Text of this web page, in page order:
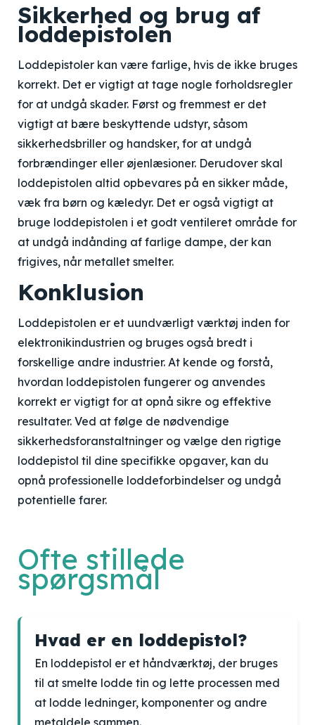
Sikkerhed og brug af
loddepistolen
Loddepistoler kan være farlige, hvis de ikke bruges
korrekt. Det er vigtigt at tage nogle forholdsregler
for at undgå skader. Først og fremmest er det
vigtigt at bære beskyttende udstyr, såsom
sikkerhedsbriller og handsker, for at undgå
forbrændinger eller øjenlæsioner. Derudover skal
loddepistolen altid opbevares på en sikker måde,
væk fra børn og kæledyr. Det er også vigtigt at
bruge loddepistolen i et godt ventileret område for
at undgå indånding af farlige dampe, der kan
frigives, når metallet smelter.
Konklusion
Loddepistolen er et uundværligt værktøj inden for
elektronikindustrien og bruges også bredt i
forskellige andre industrier. At kende og forstå,
hvordan loddepistolen fungerer og anvendes
korrekt er vigtigt for at opnå sikre og effektive
resultater. Ved at følge de nødvendige
sikkerhedsforanstaltninger og vælge den rigtige
loddepistol til dine specifikke opgaver, kan du
opnå professionelle loddeforbindelser og undgå
potentielle farer.
Ofte stillede
spørgsmål
Hvad er en loddepistol?
En loddepistol er et håndværktøj, der bruges
til at smelte lodde tin og lette processen med
at lodde ledninger, komponenter og andre
metaldele sammen.